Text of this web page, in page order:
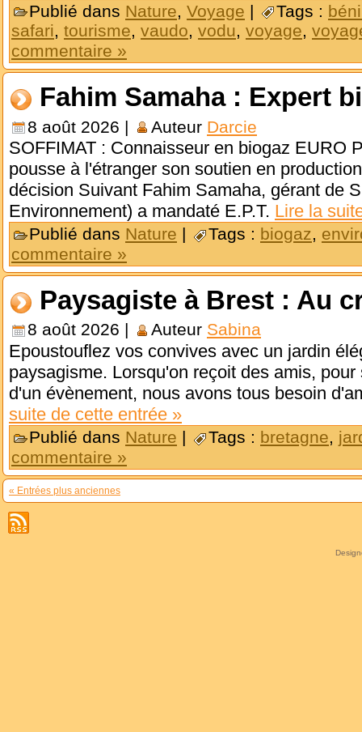
Publié dans Nature Voyage | Tags :
safari, tourisme, vaudo, vodu, voyage,
commentaire »
Fahim Samaha : Expert
8 août 2026 | Auteur Darcie
SOFFIMAT : Connaisseur en biogaz EURO
pousse à l'étranger son soutien en
décision Suivant Fahim Samaha, gérant de
Environnement) a mandaté E.P.T. Lire la
Publié dans Nature | Tags : biogaz,
commentaire »
Paysagiste à Brest : Au
8 août 2026 | Auteur Sabina
Epoustouflez vos convives avec un jardin
paysagisme. Lorsqu'on reçoit des amis,
d'un évènement, nous avons tous besoin
suite de cette entrée »
Publié dans Nature | Tags : bretagne,
commentaire »
« Entrées plus anciennes